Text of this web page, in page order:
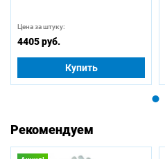
Цена за штуку:
4405 руб.
Купить
Рекомендуем